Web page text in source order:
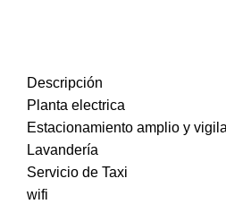
Descripción
Planta electrica
Estacionamiento amplio y
Lavandería
Servicio de Taxi
wifi